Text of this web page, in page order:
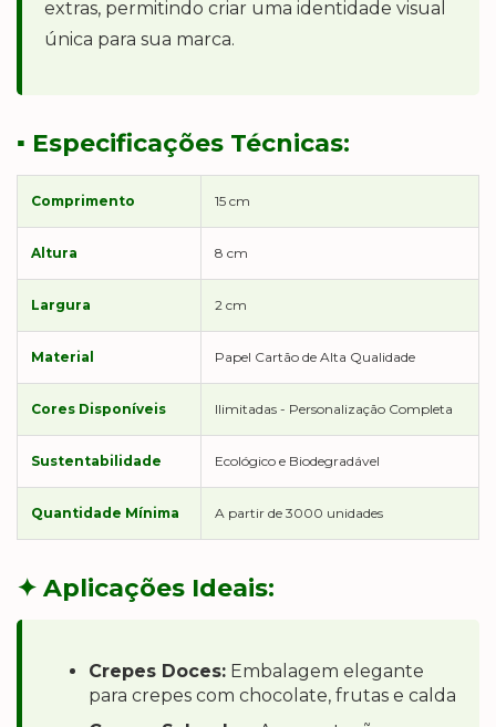
extras, permitindo criar uma identidade visual
única para sua marca.
▪ Especificações Técnicas:
Comprimento 15 cm
Altura 8 cm
Largura 2 cm
Material Papel Cartão de Alta Qualidade
Cores Disponíveis Ilimitadas - Personalização Completa
Sustentabilidade Ecológico e Biodegradável
Quantidade Mínima A partir de 3000 unidades
✦ Aplicações Ideais:
Crepes Doces: Embalagem elegante
para crepes com chocolate, frutas e calda